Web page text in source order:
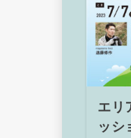
エリ
ッシ